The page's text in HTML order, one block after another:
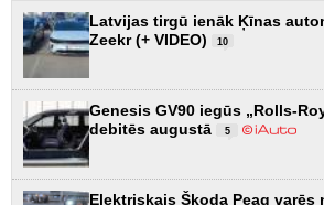
Latvijas tirgū ienāk Ķīnas
Zeekr (+ VIDEO)
10
Genesis GV90 iegūs „Rolls-
debitēs augustā
5
Elektriskais Škoda Peaq